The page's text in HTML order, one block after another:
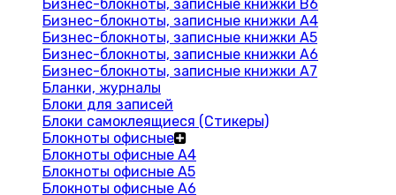
Бизнес-блокноты, записные книжки В6
Бизнес-блокноты, записные книжки A4
Бизнес-блокноты, записные книжки А5
Бизнес-блокноты, записные книжки А6
Бизнес-блокноты, записные книжки А7
Бланки, журналы
Блоки для записей
Блоки самоклеящиеся (Стикеры)
Блокноты офисные
Блокноты офисные A4
Блокноты офисные A5
Блокноты офисные A6